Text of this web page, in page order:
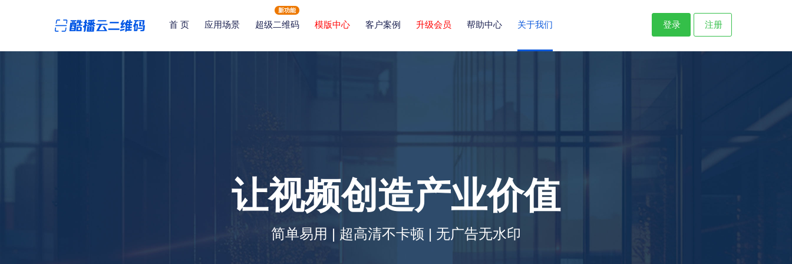
首 页 应用场景
新功能
超级二维码 模版中心 客户案例 升级会员 帮助中心 关于我们 登录 注册
让视频创造产业价值
简单易用 | 超高清不卡顿 | 无广告无水印